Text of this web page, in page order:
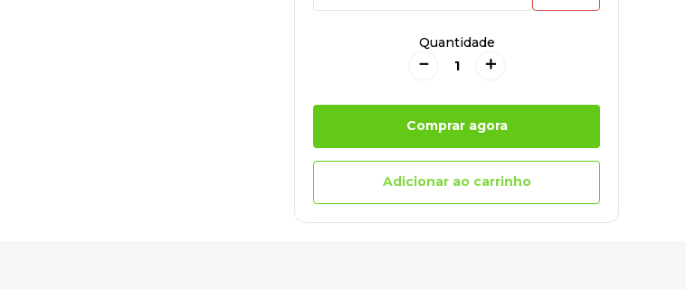
Quantidade
＋
－
Comprar agora
Adicionar ao carrinho